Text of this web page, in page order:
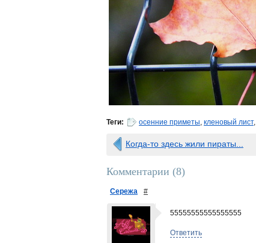
Теги: осенние приметы, кленовый лист,
Когда-то здесь жили пираты...
Комментарии (8)
Сережа #
55555555555555555
Ответить